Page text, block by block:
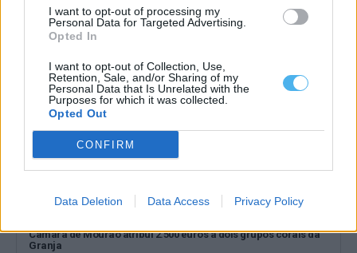
I want to opt-out of processing my
Personal Data for Targeted Advertising.
Opted In
I want to opt-out of Collection, Use,
Retention, Sale, and/or Sharing of my
Personal Data that Is Unrelated with the
Purposes for which it was collected.
Opted Out
CONFIRM
Data Deletion Data Access Privacy Policy
Câmara de Mourão atribui 2.500 euros a dois grupos corais da
Granja